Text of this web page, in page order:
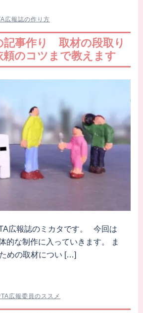
広報誌の作り方
記事作り 取材の段取り
頼のコツまで教えます
広報誌のミカタです。 今回は
的な制作に入っていきます。 ま
めの取材につい […]
広報委員のススメ